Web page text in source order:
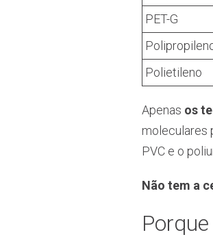
PET-G
Polietileno
Apenas os
moleculares
PVC e o
Não tem a